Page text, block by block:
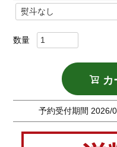
(
カ
予約受付期間 2026/